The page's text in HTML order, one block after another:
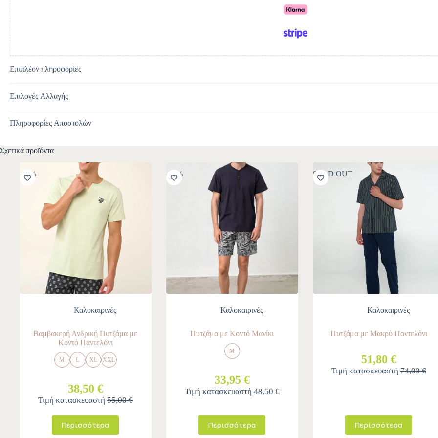
v
e
:
Επιπλέον πληροφορίες
Επιλογές Αλλαγής
Πληροφορίες Αποστολών
Σχετικά προϊόντα
-30%
Καλοκαιρινές
Βαμβακερή Ανδρική Πυτζάμα με
Κοντό Παντελόνι
M L XL XXL
38,50 €
Τιμή κατασκευαστή 55,00 €
Περισσότερα
-30%
Καλοκαιρινές
Πυτζάμα με Κοντό Μανίκι
M
33,95 €
Τιμή κατασκευαστή48,50 €
Περισσότερα
SOLD OUT
Καλοκαιρινές
Πυτζάμα με Μακρύ Παντελόνι
51,80 €
Τιμή κατασκευαστή74,00 €
Περισσότερα